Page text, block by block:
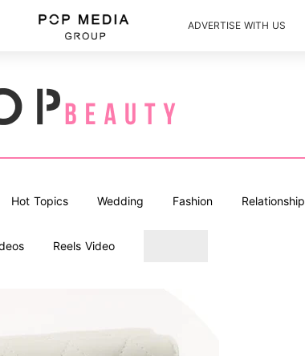
ADVERTISE WITH US
Hot Topics Wedding Fashion Relationship
Reels Video